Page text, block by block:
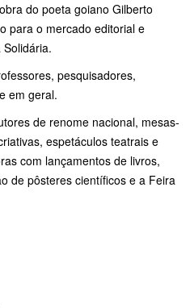
do poeta goiano Gilberto
para o mercado editorial e
pesquisadores,
em geral.
de renome nacional, mesas-
espetáculos teatrais e
com lançamentos de livros,
de pôsteres científicos e a Feira